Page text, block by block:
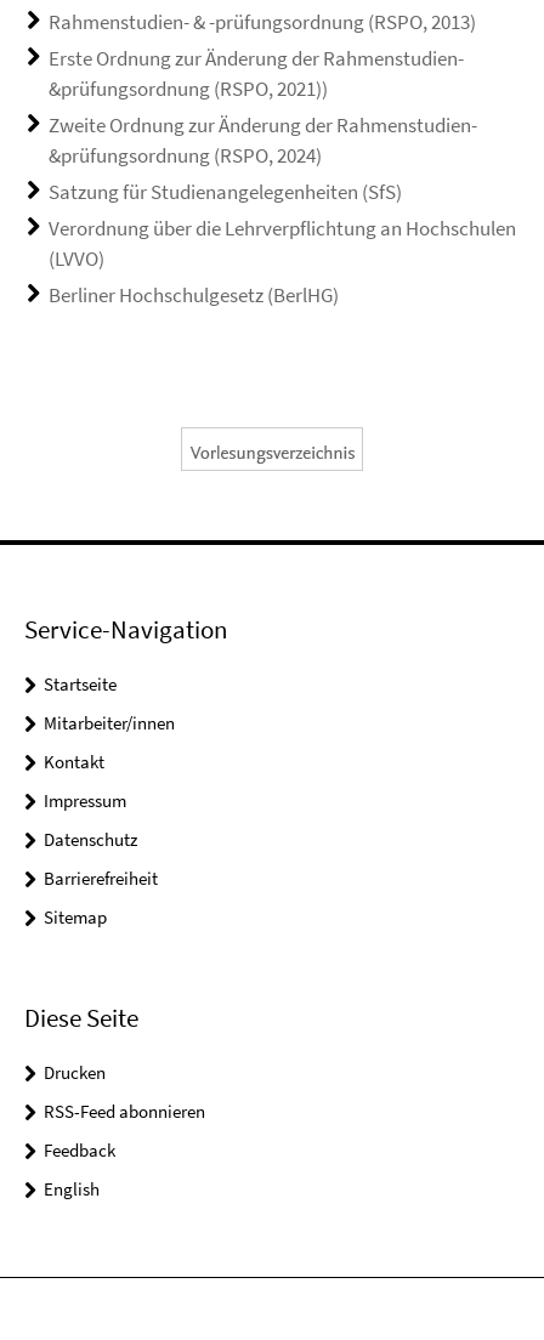
Rahmenstudien- & -prüfungsordnung (RSPO, 2013)
Erste Ordnung zur Änderung der Rahmenstudien-
&prüfungsordnung (RSPO, 2021))
Zweite Ordnung zur Änderung der Rahmenstudien-
&prüfungsordnung (RSPO, 2024)
Satzung für Studienangelegenheiten (SfS)
Verordnung über die Lehrverpflichtung an Hochschulen
(LVVO)
Berliner Hochschulgesetz (BerlHG)
Service-Navigation
Startseite
Mitarbeiter/innen
Kontakt
Impressum
Datenschutz
Barrierefreiheit
Sitemap
Diese Seite
Drucken
RSS-Feed abonnieren
Feedback
English